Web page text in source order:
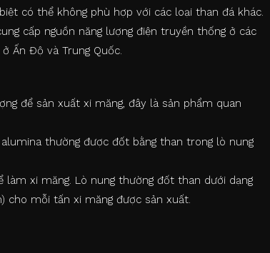
có thể không phù hợp với các loại than đá khác.
cấp nguồn năng lượng điện truyền thống ở các
Ấn Độ và Trung Quốc.
để sản xuất xi măng, đây là sản phẩm quan
thường được đốt bằng than trong lò nung
xi măng. Lò nung thường đốt than dưới dạng
cho mỗi tấn xi măng được sản xuất.